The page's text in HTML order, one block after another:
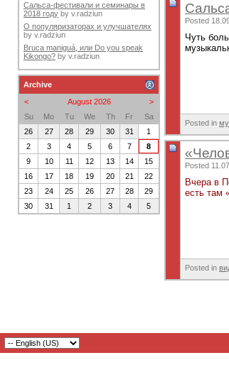
Posted
Чуть
Posted in
Posted
Вчера в
есть там
Posted in
Сальса-фестивали и семинары в
2018 году by v.radziun
О популяризаторах и улучшателях
by v.radziun
Bruca maniguá, или Do you speak
Kikongo? by v.radziun
Archive
<
>
August 2026
Su
Mo Tu We Th Fr
Sa
26
27 28 29 30 31
1
2
3 4 5 6 7
8
9
10 11 12 13 14
15
16
17 18 19 20 21
22
23
24 25 26 27 28
29
30
31 1 2 3 4 5